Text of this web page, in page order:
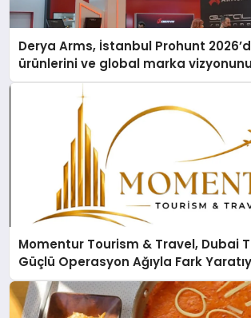
Derya Arms, İstanbul Prohunt
ürünlerini ve global marka
Momentur Tourism & Travel, Dubai
Güçlü Operasyon Ağıyla Fark